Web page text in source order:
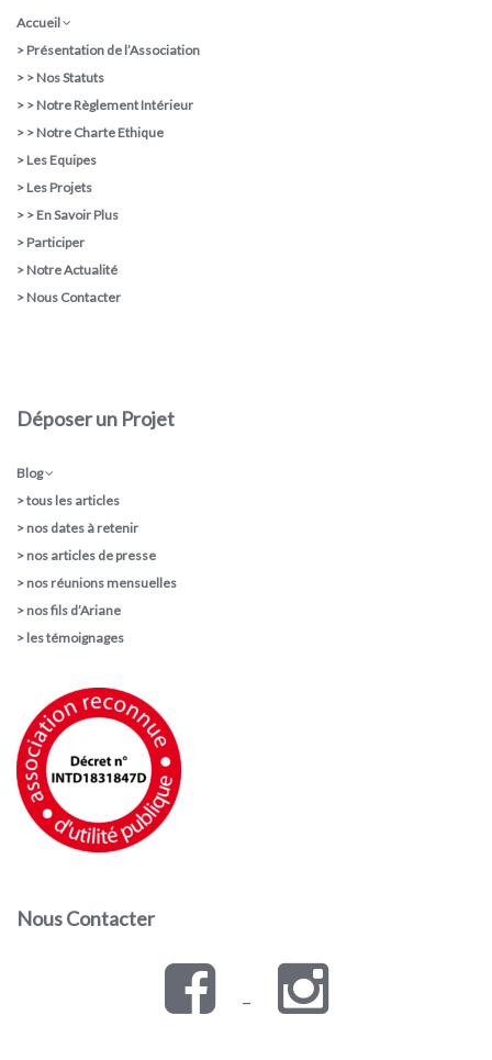
Accueil
> Présentation de l’Association
> > Nos Statuts
> > Notre Règlement Intérieur
> > Notre Charte Ethique
> Les Equipes
> Les Projets
> > En Savoir Plus
> Participer
> Notre Actualité
> Nous Contacter
Déposer un Projet
Blog
>tous les articles
> nos dates à retenir
> nos articles de presse
> nos réunions mensuelles
> nos fils d’Ariane
> les témoignages
Nous Contacter
–